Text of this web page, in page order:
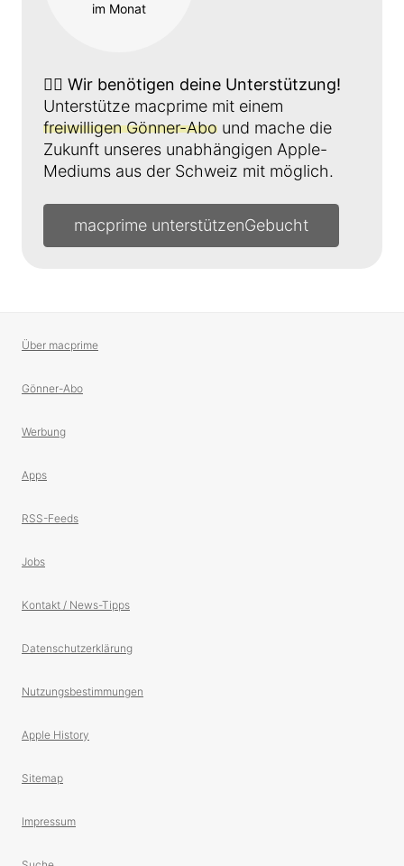
im Monat
👉🏼 Wir benötigen deine Unterstützung!
Unterstütze macprime mit einem
freiwilligen Gönner-Abo und mache die
Zukunft unseres unabhängigen Apple-
Mediums aus der Schweiz mit möglich.
macprime unterstützen
Über macprime
Gönner-Abo
Werbung
Apps
RSS-Feeds
Jobs
Kontakt / News-Tipps
Datenschutzerklärung
Nutzungsbestimmungen
Apple History
Sitemap
Impressum